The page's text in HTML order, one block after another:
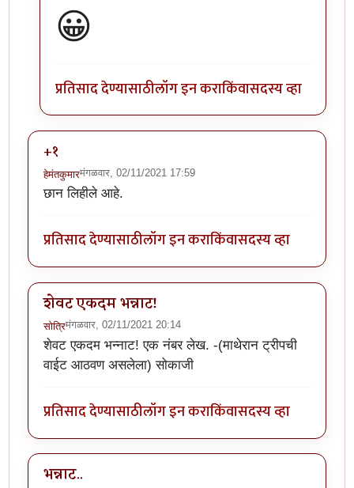
😀
प्रतिसाद देण्यासाठीलॉग इन कराकिंवासदस्य व्हा
+१
हेमंतकुमारमंगळवार, 02/11/2021 17:59
छान लिहीले आहे.
प्रतिसाद देण्यासाठीलॉग इन कराकिंवासदस्य व्हा
शेवट एकदम भन्नाट!
सोत्रिमंगळवार, 02/11/2021 20:14
शेवट एकदम भन्नाट! एक नंबर लेख. -(माथेरान ट्रीपची
वाईट आठवण असलेला) सोकाजी
प्रतिसाद देण्यासाठीलॉग इन कराकिंवासदस्य व्हा
भन्नाट..